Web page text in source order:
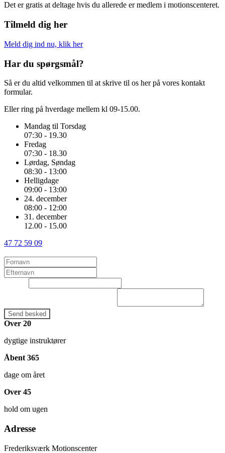
Det er gratis at deltage hvis du allerede er medlem i motionscenteret.
Tilmeld dig her
Meld dig ind nu, klik her
Har du spørgsmål?
Så er du altid velkommen til at skrive til os her på vores kontakt
formular.
Eller ring på hverdage mellem kl 09-15.00.
Mandag til Torsdag
07:30 - 19.30
Fredag
07:30 - 18.30
Lørdag, Søndag
08:30 - 13:00
Helligdage
09:00 - 13:00
24. december
08:00 - 12:00
31. december
12.00 - 15.00
47 72 59 09
Send besked
Over 20
dygtige instruktører
Åbent 365
dage om året
Over 45
hold om ugen
Adresse
Frederiksværk Motionscenter